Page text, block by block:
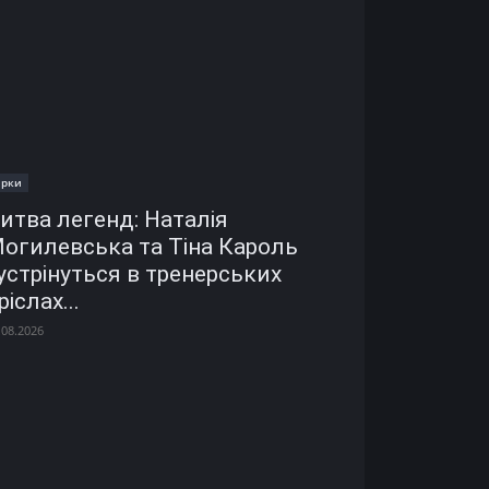
легенд: Наталія
та Тіна Кароль
в тренерських